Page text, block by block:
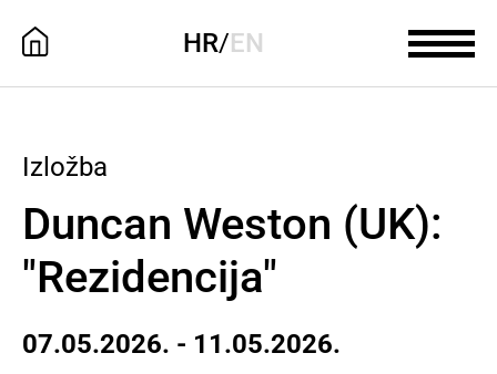
HR/EN
Izložba
Duncan Weston (UK):
"Rezidencija"
07.05.2026. - 11.05.2026.